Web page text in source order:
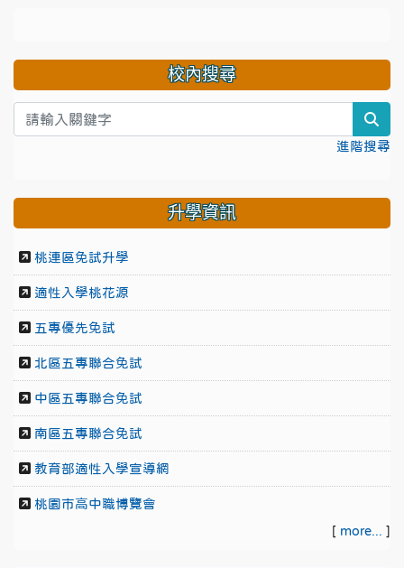
校內搜尋
進階搜尋
升學資訊
桃連區免試升學
適性入學桃花源
五專優先免試
北區五專聯合免試
中區五專聯合免試
南區五專聯合免試
教育部適性入學宣導網
桃園市高中職博覽會
[ more... ]